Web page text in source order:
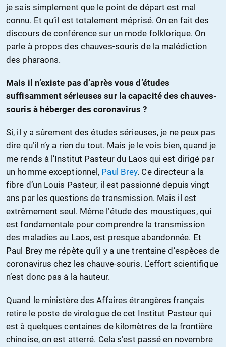
je sais simplement que le point de départ est mal
connu. Et qu’il est totalement méprisé. On en fait des
discours de conférence sur un mode folklorique. On
parle à propos des chauves-souris de la malédiction
des pharaons.
Mais il n’existe pas d’après vous d’études
suffisamment sérieuses sur la capacité des chauves-
souris à héberger des coronavirus ?
Si, il y a sûrement des études sérieuses, je ne peux pas
dire qu’il n’y a rien du tout. Mais je le vois bien, quand je
me rends à l’Institut Pasteur du Laos qui est dirigé par
un homme exceptionnel, Paul Brey. Ce directeur a la
fibre d’un Louis Pasteur, il est passionné depuis vingt
ans par les questions de transmission. Mais il est
extrêmement seul. Même l’étude des moustiques, qui
est fondamentale pour comprendre la transmission
des maladies au Laos, est presque abandonnée. Et
Paul Brey me répète qu’il y a une trentaine d’espèces de
coronavirus chez les chauve-souris. L’effort scientifique
n’est donc pas à la hauteur.
Quand le ministère des Affaires étrangères français
retire le poste de virologue de cet Institut Pasteur qui
est à quelques centaines de kilomètres de la frontière
chinoise, on est atterré. Cela s’est passé en novembre